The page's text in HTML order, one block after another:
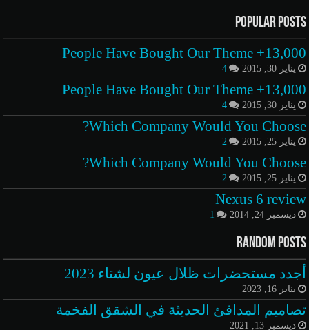
Popular Posts
13,000+ People Have Bought Our Theme
يناير 30, 2015 4
13,000+ People Have Bought Our Theme
يناير 30, 2015 4
Which Company Would You Choose?
يناير 25, 2015 2
Which Company Would You Choose?
يناير 25, 2015 2
Nexus 6 review
ديسمبر 24, 2014 1
Random Posts
أجدد مستحضرات ظلال عيون لشتاء 2023
يناير 16, 2023
تصاميم المدافئ الحديثة في الشقق الفخمة
ديسمبر 13, 2021